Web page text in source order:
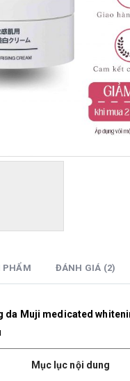
PHẨM ĐÁNH GIÁ (2)
da Muji medicated
Mục lục nội dung